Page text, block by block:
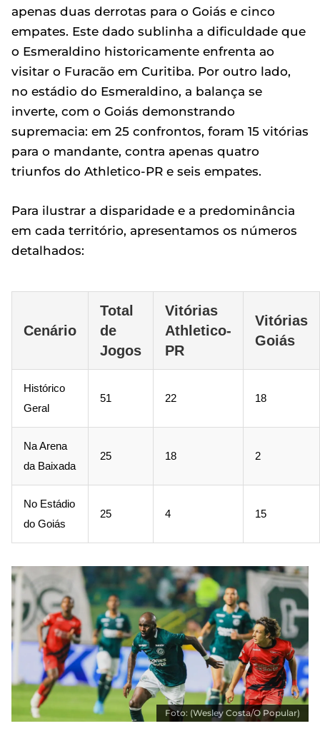
apenas duas derrotas para o Goiás e cinco
empates. Este dado sublinha a dificuldade que
o Esmeraldino historicamente enfrenta ao
visitar o Furacão em Curitiba. Por outro lado,
no estádio do Esmeraldino, a balança se
inverte, com o Goiás demonstrando
supremacia: em 25 confrontos, foram 15 vitórias
para o mandante, contra apenas quatro
triunfos do Athletico-PR e seis empates.
Para ilustrar a disparidade e a predominância
em cada território, apresentamos os números
detalhados:
Cenário
Total
de
Jogos
Vitórias
Athletico-
PR
Vitórias
Goiás
Histórico
Geral
51 22 18
Na Arena
da Baixada
25 18 2
No Estádio
do Goiás
25 4 15
Foto: (Wesley Costa/O Popular)